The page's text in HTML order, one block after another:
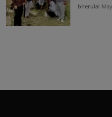
bherulal